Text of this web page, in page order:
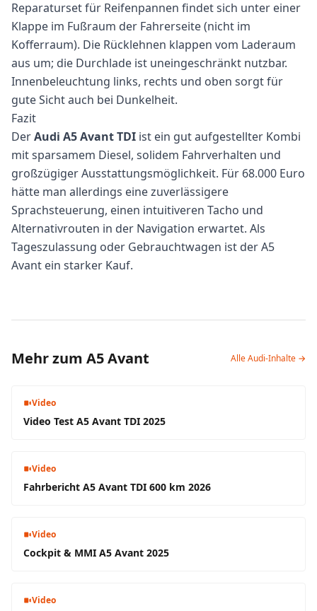
Reparaturset für Reifenpannen findet sich unter einer
Klappe im Fußraum der Fahrerseite (nicht im
Kofferraum). Die Rücklehnen klappen vom Laderaum
aus um; die Durchlade ist uneingeschränkt nutzbar.
Innenbeleuchtung links, rechts und oben sorgt für
gute Sicht auch bei Dunkelheit.
Fazit
DerAudi A5 Avant TDI ist ein gut aufgestellter Kombi
mit sparsamem Diesel, solidem Fahrverhalten und
großzügiger Ausstattungsmöglichkeit. Für 68.000 Euro
hätte man allerdings eine zuverlässigere
Sprachsteuerung, einen intuitiveren Tacho und
Alternativrouten in der Navigation erwartet. Als
Tageszulassung oder Gebrauchtwagen ist der A5
Avant ein starker Kauf.
Mehr zum A5 Avant Alle Audi-Inhalte →
Video
Video Test A5 Avant TDI 2025
Video
Fahrbericht A5 Avant TDI 600 km 2026
Video
Cockpit & MMI A5 Avant 2025
Video